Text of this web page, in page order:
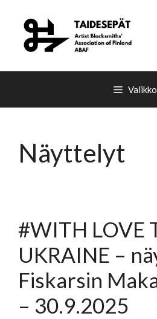
sisältöön
Valikko
Näyttelyt
#WITH LOVE
UKRAINE –
Fiskarsin
– 30.9.2025